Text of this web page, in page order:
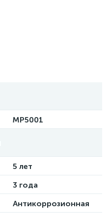
MP5001
5 лет
3 года
Антикоррозионная